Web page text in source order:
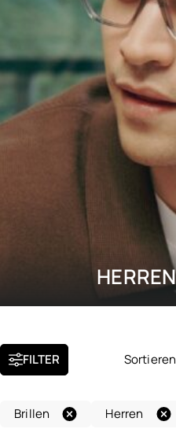
FILTER
Brillen Herren